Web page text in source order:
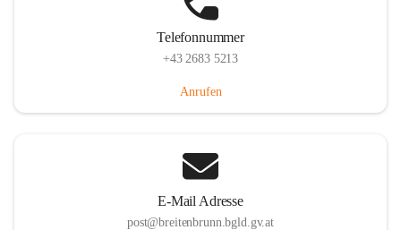
Telefonnummer
+43 2683 5213
Anrufen
E-Mail Adresse
post@breitenbrunn.bgld.gv.at